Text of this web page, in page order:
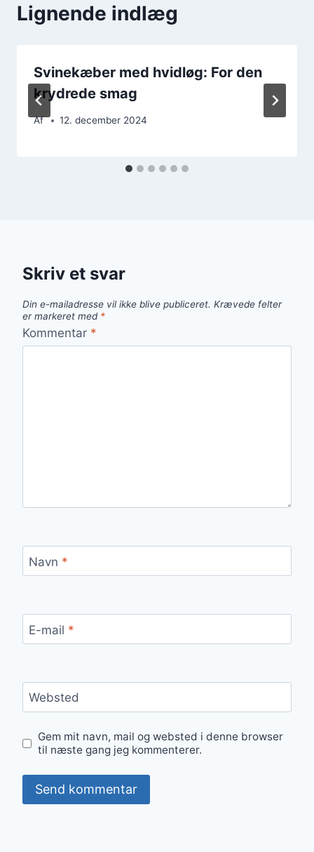
Lignende indlæg
Svinekæber med hvidløg: For den
krydrede smag
Af 12. december 2024
Skriv et svar
Din e-mailadresse vil ikke blive publiceret. Krævede felter
er markeret med *
Kommentar *
Navn *
E-mail *
Websted
Gem mit navn, mail og websted i denne browser
til næste gang jeg kommenterer.